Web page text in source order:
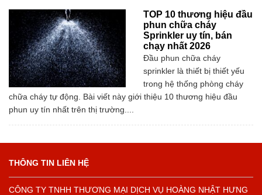
TOP 10 thương hiệu đầu
phun chữa cháy
Sprinkler uy tín, bán
chạy nhất 2026
Đầu phun chữa cháy
sprinkler là thiết bị thiết yếu
trong hệ thống phòng cháy
chữa cháy tự động. Bài viết này giới thiệu 10 thương hiệu đầu
phun uy tín nhất trên thị trường....
THÔNG TIN LIÊN HỆ
CÔNG TY TNHH THƯƠNG MẠI DỊCH VỤ HOÀNG NHẬT HƯNG